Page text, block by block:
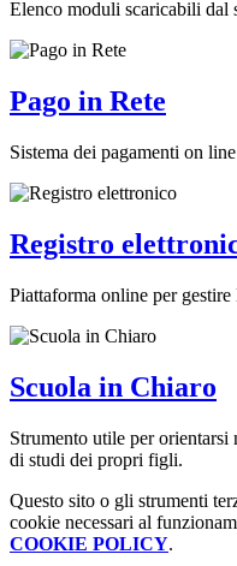
Elenco moduli scaricabili dal
Pago in Rete
Sistema dei pagamenti on
Registro
Piattaforma online per
Scuola in Chiaro
Strumento utile per orientarsi
di studi dei propri figli.
Questo sito o gli strumenti
cookie necessari al
COOKIE POLICY.